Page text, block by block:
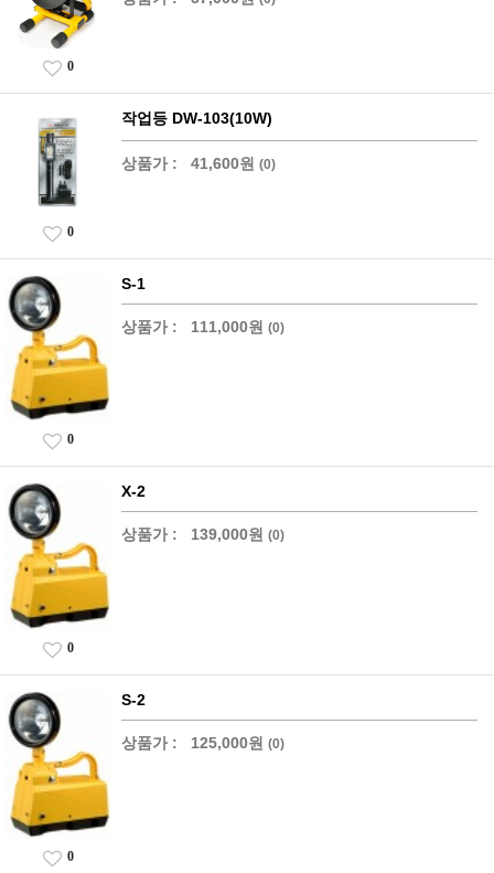
0
작업등 DW-103(10W)
상품가 : 41,600원 (0)
0
S-1
상품가 : 111,000원 (0)
0
X-2
상품가 : 139,000원 (0)
0
S-2
상품가 : 125,000원 (0)
0